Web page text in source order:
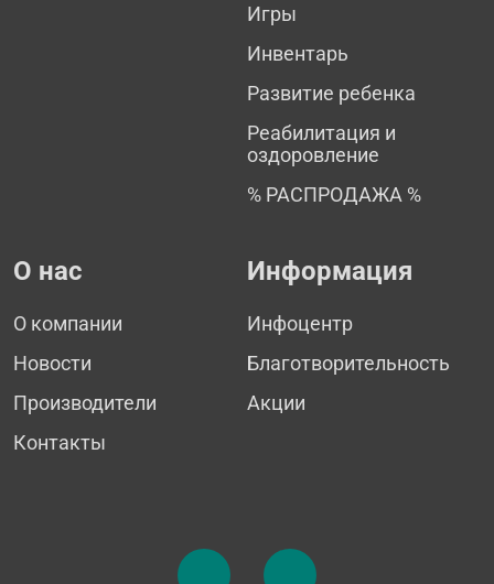
Игры
Инвентарь
Развитие ребенка
Реабилитация и
оздоровление
% РАСПРОДАЖА %
О нас
О компании
Новости
Производители
Контакты
Информация
Инфоцентр
Благотворительность
Акции